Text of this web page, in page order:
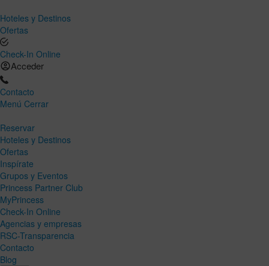
Hoteles y Destinos
Ofertas
Check-In Online
Acceder
Contacto
Menú Cerrar
Reservar
Hoteles y Destinos
Ofertas
Inspírate
Grupos y Eventos
Princess Partner Club
MyPrincess
Check-In Online
Agencias y empresas
RSC-Transparencia
Contacto
Blog